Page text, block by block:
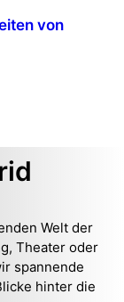
von
Welt der
Theater oder
spannende
hinter die